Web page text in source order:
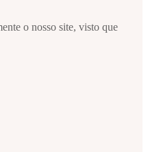
o nosso site, visto que